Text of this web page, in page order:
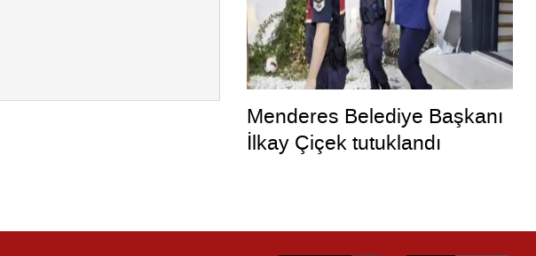
Menderes Belediye Başkanı
İlkay Çiçek tutuklandı